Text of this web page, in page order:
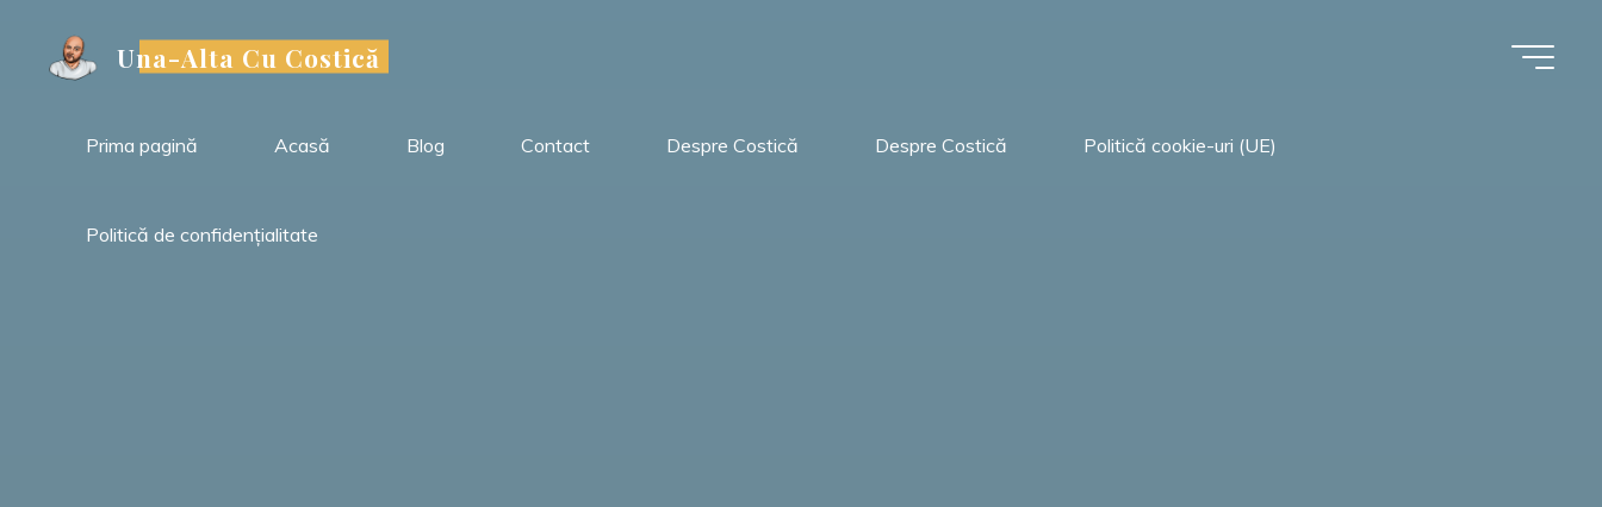
conținut
Una-Alta Cu Costică
Prima pagină Acasă Blog Contact Despre Costică Despre Costică Politică cookie-uri (UE)
Politică de confidențialitate